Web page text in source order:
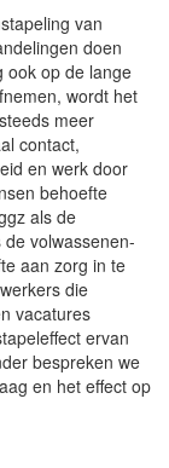
van
doen
ook op de lange
wordt het
meer
contact,
en werk door
behoefte
als de
volwassenen-
aan zorg in te
die
vacatures
ervan
bespreken we
en het effect op